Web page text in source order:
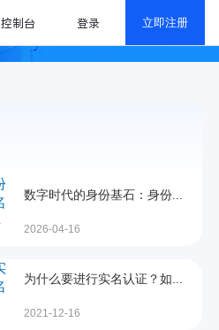
控制台 登录 立即注册
数字时代的身份基石：身份...
2026-04-16
为什么要进行实名认证？如...
2021-12-16